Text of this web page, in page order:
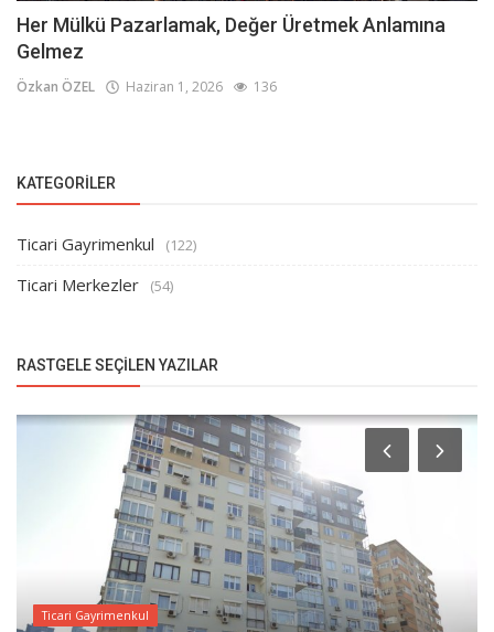
Her Mülkü Pazarlamak, Değer Üretmek Anlamına
Gelmez
Özkan ÖZEL Haziran 1, 2026 136
KATEGORILER
Ticari Gayrimenkul (122)
Ticari Merkezler (54)
RASTGELE SEÇILEN YAZILAR
Ticari Gayrimenkul